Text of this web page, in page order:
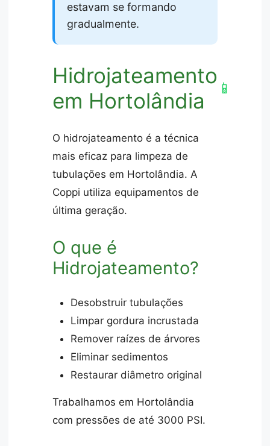
estavam se formando
gradualmente.
Hidrojateamento
em Hortolândia
📱
O hidrojateamento é a técnica
mais eficaz para limpeza de
tubulações em Hortolândia. A
Coppi utiliza equipamentos de
última geração.
O que é
Hidrojateamento?
Desobstruir tubulações
Limpar gordura incrustada
Remover raízes de árvores
Eliminar sedimentos
Restaurar diâmetro original
Trabalhamos em Hortolândia
com pressões de até 3000 PSI.